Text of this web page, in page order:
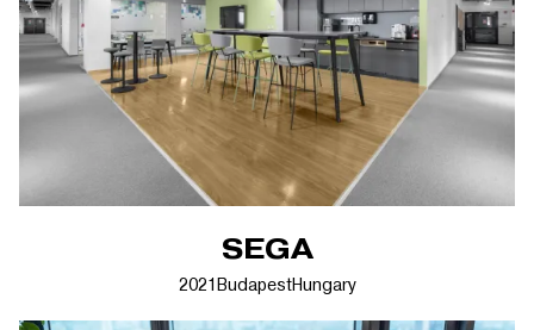
SEGA
2021BudapestHungary